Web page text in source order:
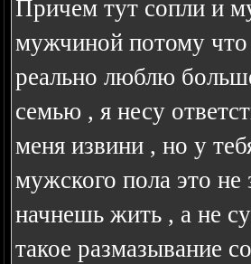
Причем тут сопли и
мужчиной потому что
реально люблю
семью , я несу
меня извини , но у
мужского пола это
начнешь жить , а не
такое размазывание